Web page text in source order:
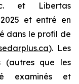
et Libertas
et entré en
dans le profil de
). Les
(autres que les
examinés et